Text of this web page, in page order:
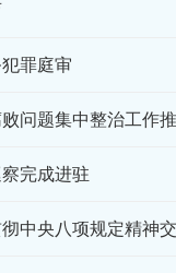
罪庭审
问题集中整治工作
完成进驻
中央八项规定精神